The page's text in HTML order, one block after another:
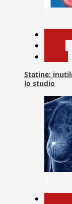
Statine:
lo studio